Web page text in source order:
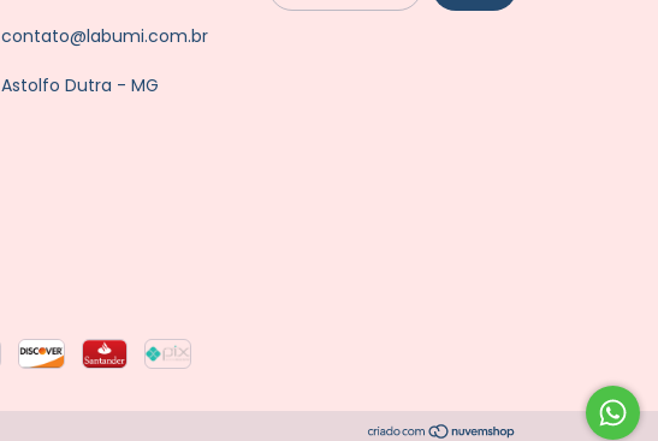
contato@labumi.com.br
Astolfo Dutra - MG